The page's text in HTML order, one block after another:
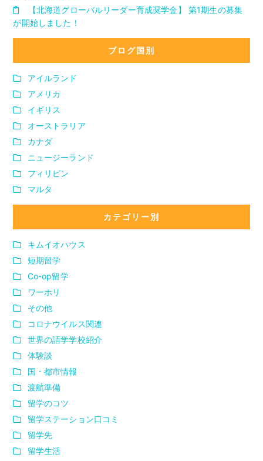
【北海道グローバルリーダー育成奨学金】 第1期生の募集
が開始しました！
ブログ国別
アイルランド
アメリカ
イギリス
オーストラリア
カナダ
ニュージーランド
フィリピン
マルタ
カテゴリー別
キムイオハウス
短期留学
Co-op留学
ワーホリ
その他
コロナウイルス関連
世界の語学学校紹介
体験談
国・都市情報
渡航準備
留学のコツ
留学ステーション口コミ
留学先
留学生活